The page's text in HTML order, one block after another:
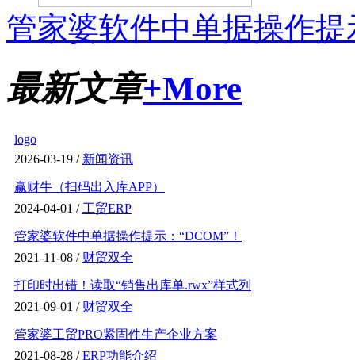
管家婆软件中单据操作提
最新文章+More
logo
2026-03-19 / 新闻资讯
赢财牛（扫码出入库APP）
2024-04-01 / 工贸ERP
管家婆软件中单据操作提示：“DCOM”！
2021-11-08 / 财贸双全
打印时出错！读取“销售出库单.rwx”样式列
2021-09-01 / 财贸双全
管家婆工贸PRO紧固件生产企业方案
2021-08-28 /ERP功能介绍